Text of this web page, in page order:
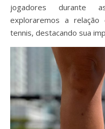
jogadores durante
exploraremos a
tennis, destacando sua